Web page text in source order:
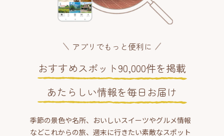
アプリでもっと便利に
おすすめスポット90,000件を掲載
あたらしい情報を毎日お届け
季節の景色や名所、おいしいスイーツやグルメ情報
などこれからの旅、週末に行きたい素敵なスポット